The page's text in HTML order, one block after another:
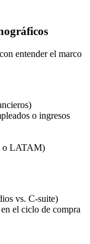
entender el marco
o ingresos
o LATAM)
vs. C-suite)
el ciclo de compra